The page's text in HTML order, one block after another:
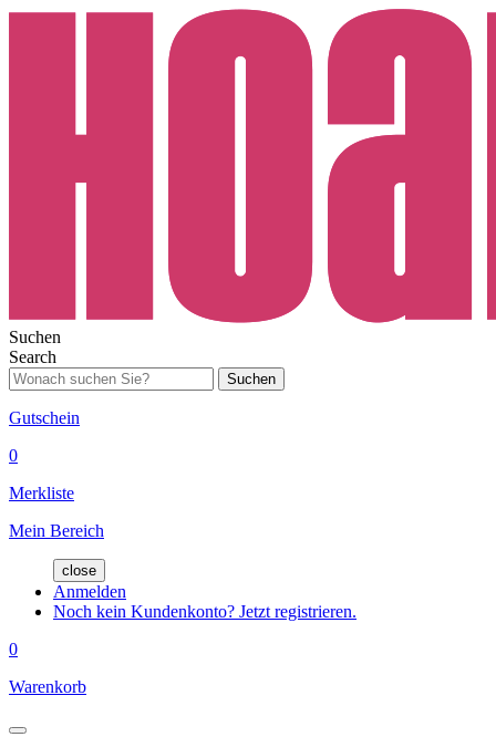
Suchen
Search
Suchen
Gutschein
0
Merkliste
Mein Bereich
close
Anmelden
Noch kein Kundenkonto? Jetzt registrieren.
0
Warenkorb